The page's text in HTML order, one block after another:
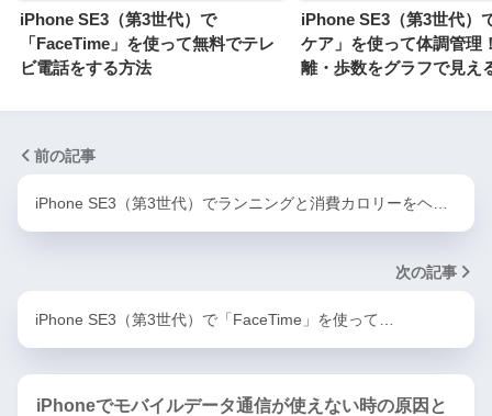
iPhone SE3（第3世代）で
「FaceTime」を使って無料でテレ
ビ電話をする方法
iPhone SE3（第3世代）
ケア」を使って体調管理
離・歩数をグラフで見え
前の記事
iPhone SE3（第3世代）でランニングと消費カロリーをヘ…
次の記事
iPhone SE3（第3世代）で「FaceTime」を使って…
iPhoneでモバイルデータ通信が使えない時の原因と